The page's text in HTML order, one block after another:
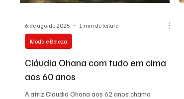
Cláudia Ohana com tudo em cima
aos 60 anos
A atriz Claudia Ohana aos 62 anos chama
Moda e Beleza
6 de ago. de 2025 1 min de leitura